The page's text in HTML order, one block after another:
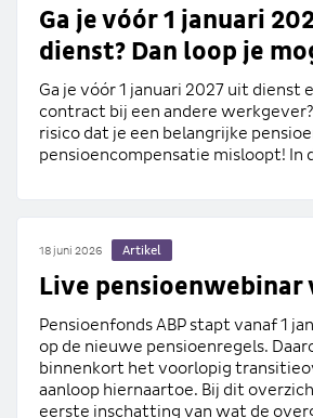
Ga je vóór 1 januari
dienst? Dan loop je
Ga je vóór 1 januari 2027 uit dienst
contract bij een andere
risico dat je een belangrijke
pensioencompensatie misloopt! In
18 juni 2026 Artikel
Live pensioenwebinar
Pensioenfonds ABP stapt vanaf 1
op de nieuwe pensioenregels.
binnenkort het voorlopig
aanloop hiernaartoe. Bij dit
eerste inschatting van wat de